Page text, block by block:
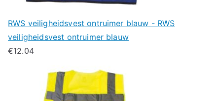
RWS veiligheidsvest ontruimer blauw - RWS
veiligheidsvest ontruimer blauw
€12.04